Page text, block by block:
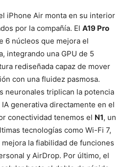
iPhone Air monta en su interior
por la compañía. El A19 Pro
6 núcleos que mejora el
integrando una GPU de 5
rediseñada capaz de mover
con una fluidez pasmosa.
neuronales triplican la potencia
generativa directamente en el
conectividad tenemos el N1, un
tecnologías como Wi-Fi 7,
la fiabilidad de funciones
y AirDrop. Por último, el